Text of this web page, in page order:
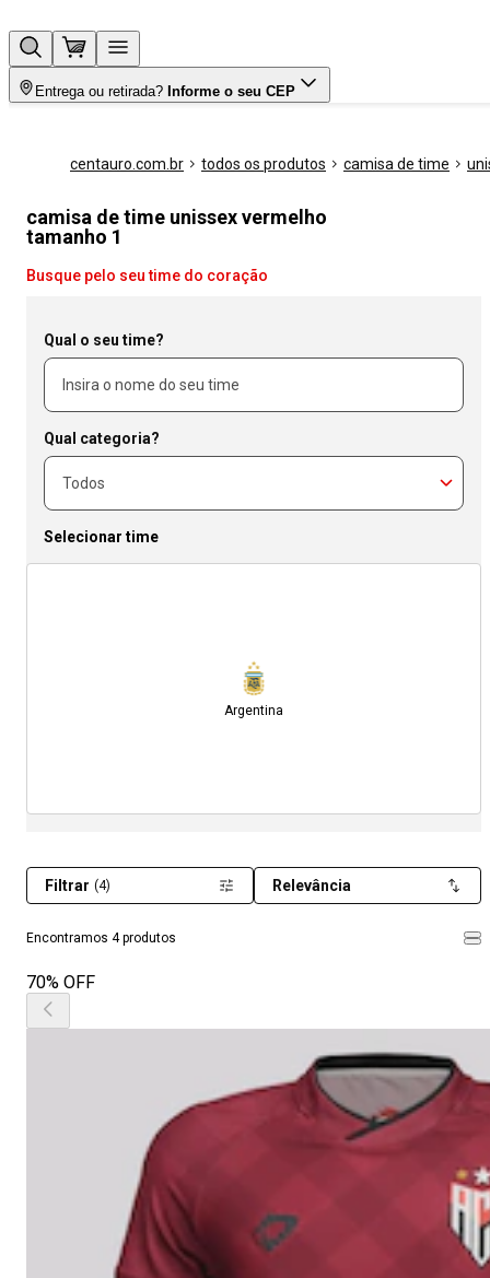
Entrega ou retirada? Informe o seu CEP
centauro.com.br todos os produtos camisa de time
camisa de time unissex vermelho
tamanho 1
Busque pelo seu time do coração
Qual o seu time?
Qual categoria?
Selecionar time
Argentina
Encontramos 4 produtos
Filtrar (4) Relevância
70% OFF